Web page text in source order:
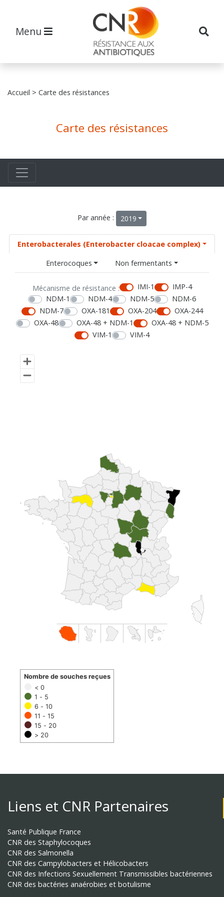
Menu
Accueil > Carte des résistances
Carte des résistances
Par année : 2019
Enterobacterales (Enterobacter cloacae complex)
Enterocoques
Non fermentants
Mécanisme de résistance : IMI-1
IMP-4
NDM-1
NDM-4 NDM-5
NDM-6
NDM-7
OXA-181 OXA-204
OXA-244
OXA-48
OXA-48 + NDM-1
OXA-48 + NDM-5
VIM-1
VIM-4
< 0
1 - 5
6 - 10
11 - 15
15 - 20
> 20
Nombre de souches reçues
Liens et CNR Partenaires
Santé Publique France
CNR des Staphylocoques
CNR des Salmonella
CNR des Campylobacters et Hélicobacters
CNR des Infections Sexuellement Transmissibles bactériennes
CNR des bactéries anaérobies et botulisme